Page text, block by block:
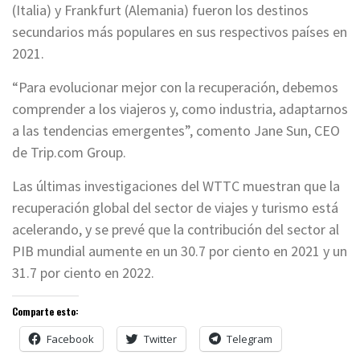
(Italia) y Frankfurt (Alemania) fueron los destinos
secundarios más populares en sus respectivos países en
2021.
“Para evolucionar mejor con la recuperación, debemos
comprender a los viajeros y, como industria, adaptarnos
a las tendencias emergentes”, comento Jane Sun, CEO
de Trip.com Group.
Las últimas investigaciones del WTTC muestran que la
recuperación global del sector de viajes y turismo está
acelerando, y se prevé que la contribución del sector al
PIB mundial aumente en un 30.7 por ciento en 2021 y un
31.7 por ciento en 2022.
Comparte esto:
Facebook Twitter Telegram